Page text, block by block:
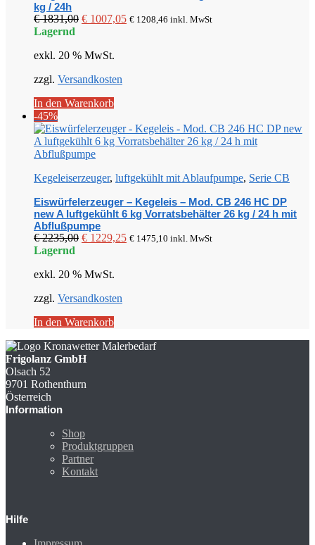
kg / 24h
€1831,00 Ursprünglicher
€ 1831,00
€ 1007,05Aktueller
€ 1208,46 inkl. MwSt
Lagernd
exkl. 20 % MwSt.
zzgl. Versandkosten
In den Warenkorb
-45%
Kegeleiserzeuger, luftgekühlt mit Ablaufpumpe, Serie CB
Eiswürfelerzeuger – Kegeleis – Mod. CB 246 HC DP
new A luftgekühlt 6 kg Vorratsbehälter 26 kg / 24 h mit
Abflußpumpe
€2235,00 Ursprünglicher
€ 2235,00
€ 1229,25Aktueller
€ 1475,10 inkl. MwSt
Lagernd
exkl. 20 % MwSt.
zzgl. Versandkosten
In den Warenkorb
Frigolanz GmbH
Olsach 52
9701 Rothenthurn
Österreich
Information
Shop
Produktgruppen
Partner
Kontakt
Hilfe